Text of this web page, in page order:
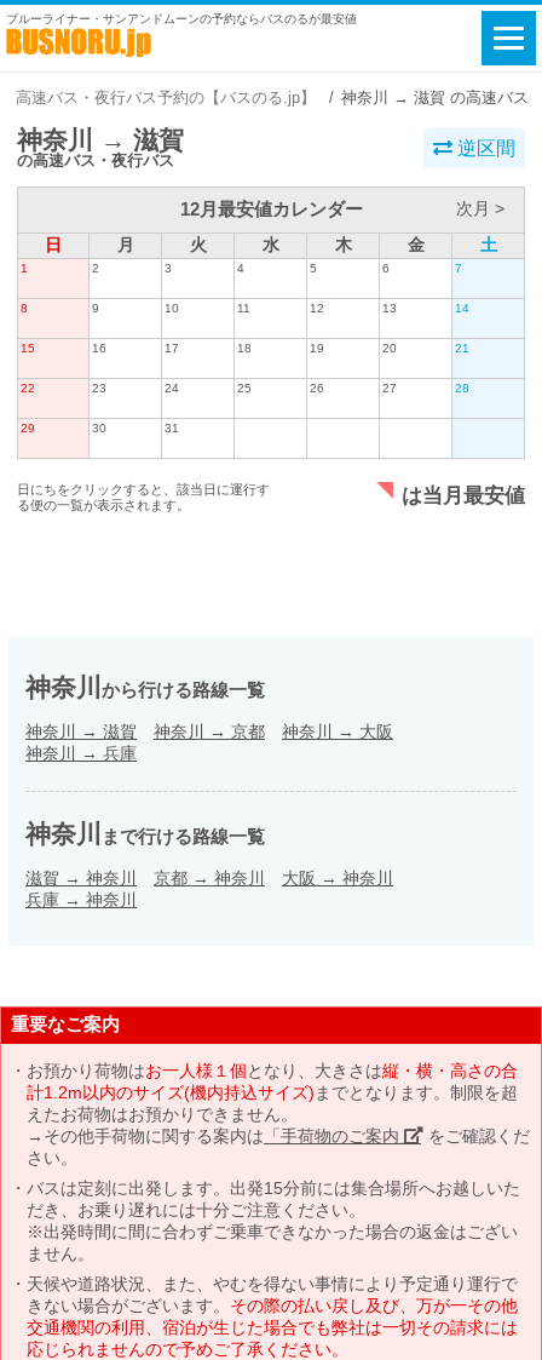
ブルーライナー・サンアンドムーンの予約ならバスのるが最安値
高速バス・夜行バス予約の【バスのる.jp】 神奈川 → 滋賀 の高速バス
神奈川 → 滋賀
の高速バス・夜行バス
逆区間
12月最安値カレンダー
次月 >
日
月 火 水 木 金 土
1 2 3 4 5 6 7
8 9 10 11 12 13 14
15 16 17 18 19 20 21
22 23 24 25 26 27 28
29 30 31
日にちをクリックすると、該当日に運行す
る便の一覧が表示されます。
は当月最安値
神奈川 から行ける路線一覧
神奈川 → 滋賀 神奈川 → 京都 神奈川 → 大阪
神奈川 → 兵庫
神奈川 まで行ける路線一覧
滋賀 → 神奈川 京都 → 神奈川 大阪 → 神奈川
兵庫 → 神奈川
重要なご案内
お預かり荷物はお一人様１個となり、大きさは縦・横・高さの合
計1.2m以内のサイズ(機内持込サイズ) までとなります。制限を超
えたお荷物はお預かりできません。
→その他手荷物に関する案内は 「手荷物のご案内」 をご確認くだ
さい。
バスは定刻に出発します。出発15分前には集合場所へお越しいた
だき、お乗り遅れには十分ご注意ください。
※出発時間に間に合わずご乗車できなかった場合の返金はござい
ません。
天候や道路状況、また、やむを得ない事情により予定通り運行で
きない場合がございます。 その際の払い戻し及び、万が一その他
交通機関の利用、宿泊が生じた場合でも弊社は一切その請求には
応じられませんので予めご了承ください。